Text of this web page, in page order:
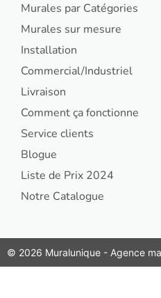
Murales par Catégories
Murales sur mesure
Installation
Commercial/Industriel
Livraison
Comment ça fonctionne
Service clients
Blogue
Liste de Prix 2024
Notre Catalogue
© 2026 Muralunique - Agence